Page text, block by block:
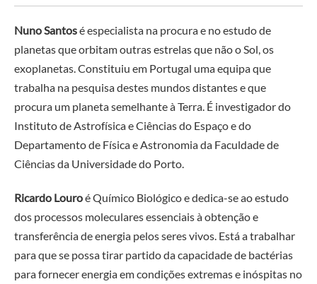
Nuno Santosé especialista na procura e no estudo de
planetas que orbitam outras estrelas que não o Sol, os
exoplanetas. Constituiu em Portugal uma equipa que
trabalha na pesquisa destes mundos distantes e que
procura um planeta semelhante à Terra. É investigador do
Instituto de Astrofísica e Ciências do Espaço e do
Departamento de Física e Astronomia da Faculdade de
Ciências da Universidade do Porto.
Ricardo Louroé Químico Biológico e dedica-se ao estudo
dos processos moleculares essenciais à obtenção e
transferência de energia pelos seres vivos. Está a trabalhar
para que se possa tirar partido da capacidade de bactérias
para fornecer energia em condições extremas e inóspitas no